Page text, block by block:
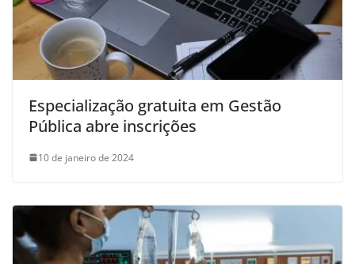
Especialização gratuita em Gestão
Pública abre inscrições
10 de janeiro de 2024